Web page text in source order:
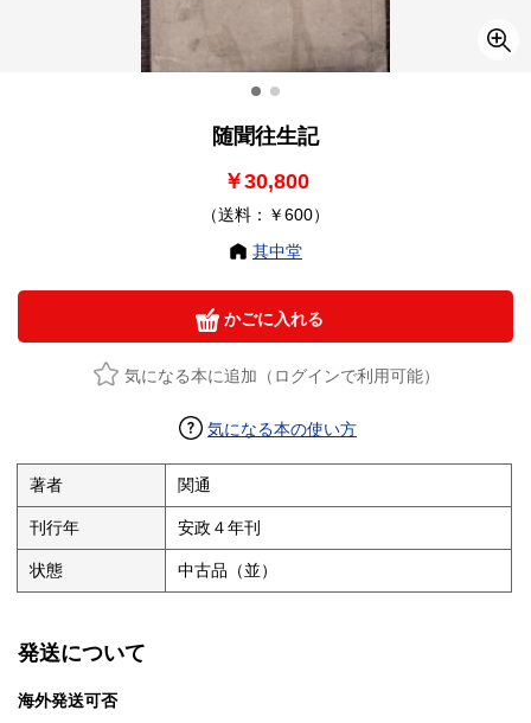
随聞往生記
￥30,800
（送料：￥600）
其中堂
かごに入れる
気になる本に追加（ログインで利用可能）
気になる本の使い方
著者 関通
刊行年 安政４年刊
状態 中古品（並）
発送について
海外発送可否